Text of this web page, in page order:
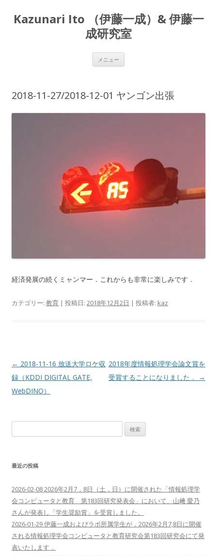
Kazunari Ito （伊藤一成）& 伊藤一
成研究室
メニュー
ス
キ
2018-11-27/2018-12-01 ヤンゴン出張
経済発展の続くミャンマー．これからも非常に楽しみです．
カテゴリー: 教育 | 投稿日: 2018年12月2日 | 投稿者: kaz
投
稿
ナ
← 2018-11-16 放送大学ロケ収
録（KDDI DIGITAL GATE,
WebDINO）
2018年度情報処理学会論文賞を
受賞することになりました．
→
索:
最近の投稿
2026-02-08 2026年2月7，8日（土，日）に開催された「情報処理学
会コンピュータと教育 第183回研究発表会」において、山﨑 愛乃
さんが発表し「学生奨励賞」を受賞しました。
2026-01-29 伊藤一成およびラボ所属学生が，2026年2月7,8日に開催
される情報処理学会コンピュータと教育研究会第183回研究会にて発
表いたします．